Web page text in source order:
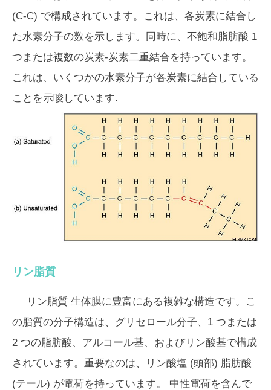
(C-C) で構成されています。これは、各炭素に結合し
た水素分子の数を示します。同時に、 不飽和脂肪酸 1
つまたは複数の炭素-炭素二重結合を持っています。
これは、いくつかの水素分子が各炭素に結合している
ことを示唆しています.
リン脂質
リン脂質 生体膜に豊富にある複雑な構造です。こ
の脂質の分子構造は、グリセロール分子、1 つまたは
2 つの脂肪酸、アルコール基、およびリン酸基で構成
されています。重要なのは、
リン酸塩 (頭部) 脂肪酸
(テール) が電荷を持っています。 中性電荷を含んで